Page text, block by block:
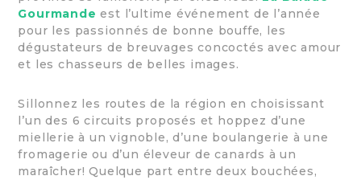
Gourmande est l’ultime événement de l’année
pour les passionnés de bonne bouffe, les
dégustateurs de breuvages concoctés avec amour
et les chasseurs de belles images.
Sillonnez les routes de la région en choisissant
l’un des 6 circuits proposés et hoppez d’une
miellerie à un vignoble, d’une boulangerie à une
fromagerie ou d’un éleveur de canards à un
maraîcher! Quelque part entre deux bouchées,